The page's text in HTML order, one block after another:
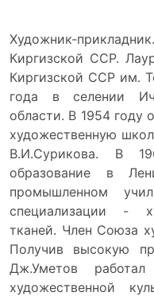
Художник-
Киргизской ССР.
Киргизской ССР им.
года в селении
области. В 1954
художественную
В.И.Сурикова. В
образование в
промышленном
специализации -
тканей. Член Союза
Получив высокую
Дж.Уметов
художественной